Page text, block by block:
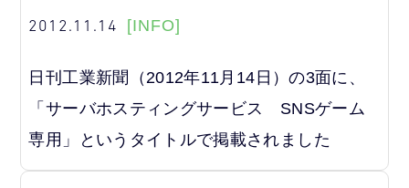
2012.11.14 [INFO]
日刊工業新聞（2012年11月14日）の3面に、
「サーバホスティングサービス SNSゲーム
専用」というタイトルで掲載されました